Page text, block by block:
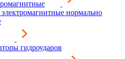
нормально
гидроударов